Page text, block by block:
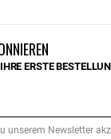
ERSTE
unserem Newsletter